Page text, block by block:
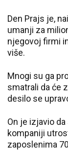
Den Prajs je,
umanji za
njegovoj firmi
više.
Mnogi su ga
smatrali da će
desilo se
On je izjavio
kompaniji
zaposlenima